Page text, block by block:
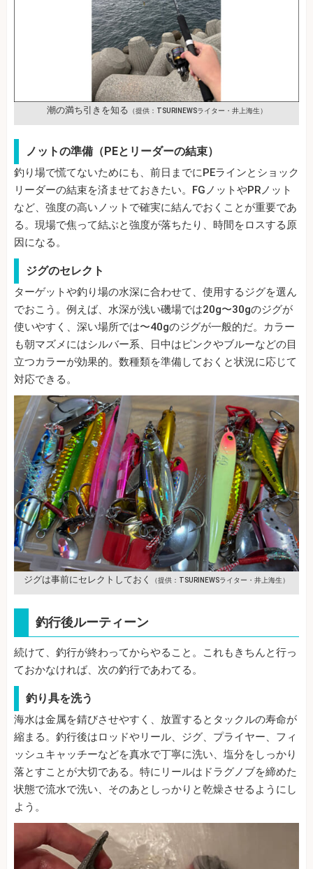
潮の満ち引きを知る （提供：TSURINEWSライター・井上海生）
ノットの準備（PEとリーダーの結束）
釣り場で慌てないためにも、前日までにPEラインとショック
リーダーの結束を済ませておきたい。FGノットやPRノット
など、強度の高いノットで確実に結んでおくことが重要であ
る。現場で焦って結ぶと強度が落ちたり、時間をロスする原
因になる。
ジグのセレクト
ターゲットや釣り場の水深に合わせて、使用するジグを選ん
でおこう。例えば、水深が浅い磯場では20g〜30gのジグが
使いやすく、深い場所では〜40gのジグが一般的だ。カラー
も朝マズメにはシルバー系、日中はピンクやブルーなどの目
立つカラーが効果的。数種類を準備しておくと状況に応じて
対応できる。
ジグは事前にセレクトしておく （提供：TSURINEWSライター・井上海生）
釣行後ルーティーン
続けて、釣行が終わってからやること。これもきちんと行っ
ておかなければ、次の釣行であわてる。
釣り具を洗う
海水は金属を錆びさせやすく、放置するとタックルの寿命が
縮まる。釣行後はロッドやリール、ジグ、プライヤー、フィ
ッシュキャッチーなどを真水で丁寧に洗い、塩分をしっかり
落とすことが大切である。特にリールはドラグノブを締めた
状態で流水で洗い、そのあとしっかりと乾燥させるようにし
よう。